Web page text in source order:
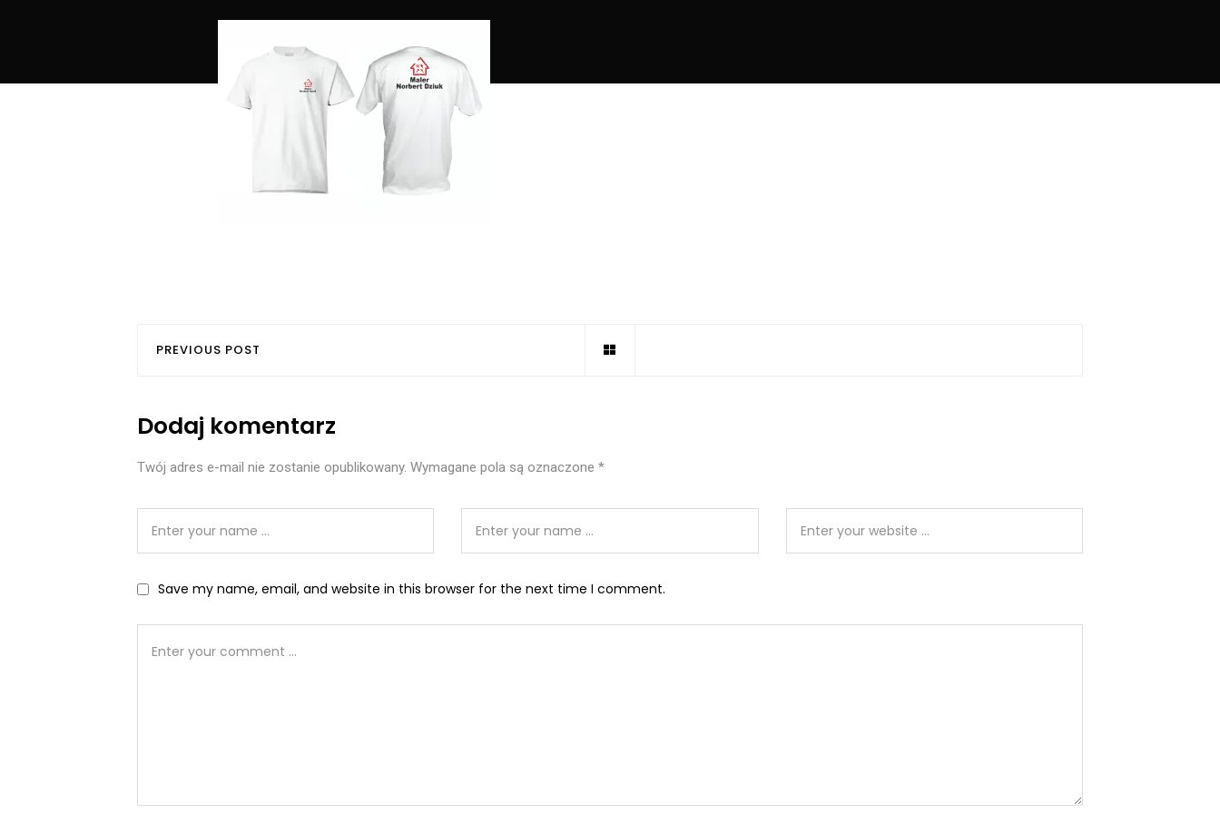
PREVIOUS POST
Dodaj komentarz
Twój adres e-mail nie zostanie opublikowany. Wymagane pola są oznaczone *
Save my name, email, and website in this browser for the next time I comment.